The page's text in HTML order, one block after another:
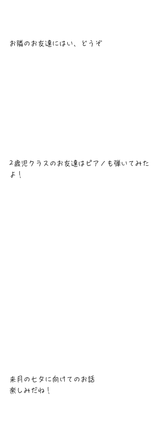
お隣のお友達にはい、どうぞ
2歳児クラスのお友達はピアノも弾いてみた
よ！
来月の七夕に向けてのお話
楽しみだね！